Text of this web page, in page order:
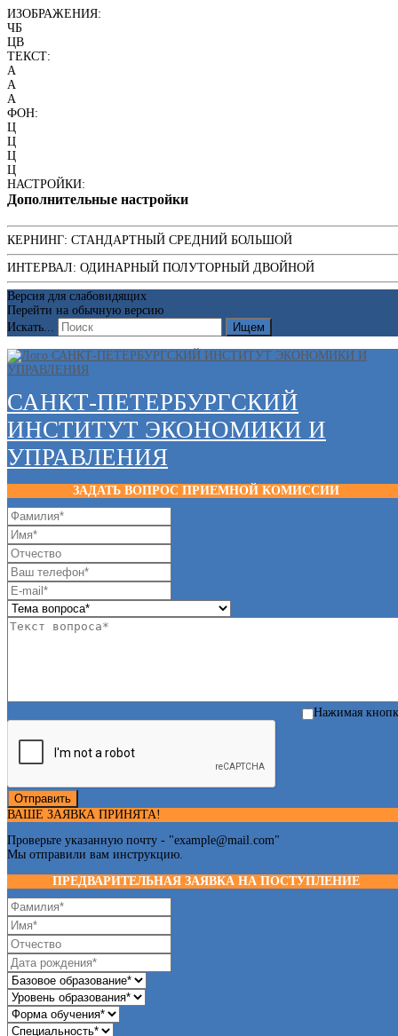
ИЗОБРАЖЕНИЯ:
ЧБ
ЦВ
ТЕКСТ:
A
A
A
ФОН:
Ц
Ц
Ц
Ц
НАСТРОЙКИ:
Дополнительные настройки
КЕРНИНГ: СТАНДАРТНЫЙ СРЕДНИЙ БОЛЬШОЙ
ИНТЕРВАЛ: ОДИНАРНЫЙ ПОЛУТОРНЫЙ ДВОЙНОЙ
Версия для слабовидящих
Перейти на обычную версию
Искать...
Ищем
САНКТ-ПЕТЕРБУРГСКИЙ
ИНСТИТУТ ЭКОНОМИКИ И
УПРАВЛЕНИЯ
ЗАДАТЬ ВОПРОС ПРИЕМНОЙ КОМИССИИ
Нажимая
Отправить
ВАШЕ ЗАЯВКА ПРИНЯТА!
Проверьте указанную почту - "example@mail.com"
Мы отправили вам инструкцию.
ПРЕДВАРИТЕЛЬНАЯ ЗАЯВКА НА ПОСТУПЛЕНИЕ